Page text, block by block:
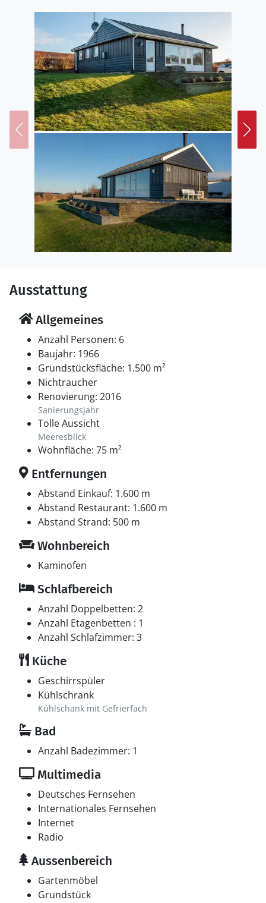
Ausstattung
Allgemeines
Anzahl Personen: 6
Baujahr: 1966
Grundstücksfläche: 1.500 m²
Nichtraucher
Renovierung: 2016
Sanierungsjahr
Tolle Aussicht
Meeresblick
Wohnfläche: 75 m²
Entfernungen
Abstand Einkauf: 1.600 m
Abstand Restaurant: 1.600 m
Abstand Strand: 500 m
Wohnbereich
Kaminofen
Schlafbereich
Anzahl Doppelbetten: 2
Anzahl Etagenbetten : 1
Anzahl Schlafzimmer: 3
Küche
Geschirrspüler
Kühlschrank
Kühlschank mit Gefrierfach
Bad
Anzahl Badezimmer: 1
Multimedia
Deutsches Fernsehen
Internationales Fernsehen
Internet
Radio
Aussenbereich
Gartenmöbel
Grundstück